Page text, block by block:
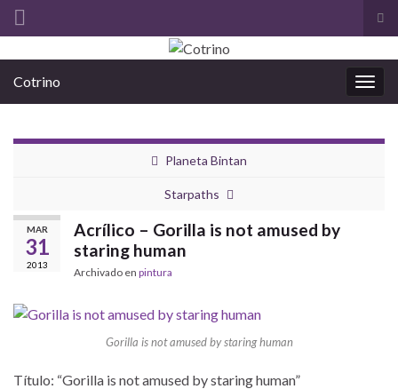
el
la
Cotrino
Planeta Bintan
Starpaths
MAR
31
2013
Acrílico – Gorilla is not amused by
staring human
Archivado en pintura
Gorilla is not amused by staring human
Título: “Gorilla is not amused by staring human”